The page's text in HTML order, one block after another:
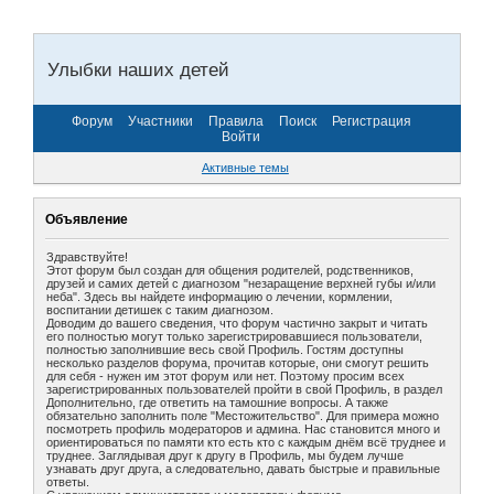
Улыбки наших детей
Форум Участники Правила Поиск
Регистрация
Войти
Активные темы
Объявление
Здравствуйте!
Этот форум был создан для общения родителей, родственников,
друзей и самих детей с диагнозом "незаращение верхней губы и/или
неба". Здесь вы найдете информацию о лечении, кормлении,
воспитании детишек с таким диагнозом.
Доводим до вашего сведения, что форум частично закрыт и читать
его полностью могут только зарегистрировавшиеся пользователи,
полностью заполнившие весь свой Профиль. Гостям доступны
несколько разделов форума, прочитав которые, они смогут решить
для себя - нужен им этот форум или нет. Поэтому просим всех
зарегистрированных пользователей пройти в свой Профиль, в раздел
Дополнительно, где ответить на тамошние вопросы. А также
обязательно заполнить поле "Местожительство". Для примера можно
посмотреть профиль модераторов и админа. Нас становится много и
ориентироваться по памяти кто есть кто с каждым днём всё труднее и
труднее. Заглядывая друг к другу в Профиль, мы будем лучше
узнавать друг друга, а следовательно, давать быстрые и правильные
ответы.